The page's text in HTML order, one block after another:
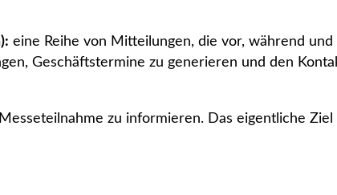
eine Reihe von Mitteilungen, die vor, während
Geschäftstermine zu generieren und den
zu informieren. Das eigentliche